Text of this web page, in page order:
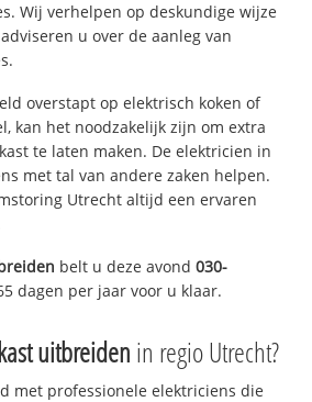
Wij verhelpen op deskundige wijze
u over de aanleg van
overstapt op elektrisch koken of
kan het noodzakelijk zijn om extra
te laten maken. De elektricien in
met tal van andere zaken helpen.
Utrecht altijd een ervaren
belt u deze avond030-
dagen per jaar voor u klaar.
uitbreiden in regio Utrecht?
met professionele elektriciens die